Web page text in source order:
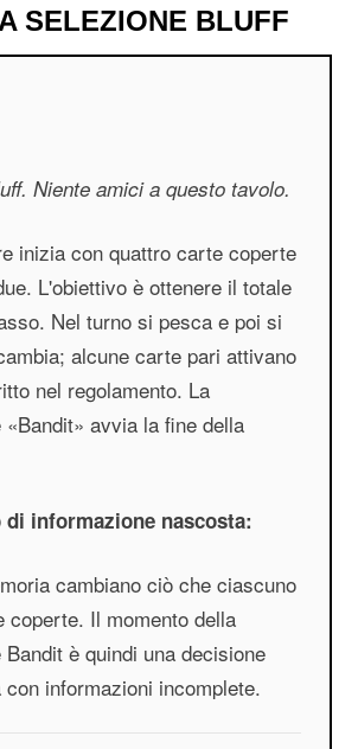
SELEZIONE BLUFF
Niente amici a questo tavolo.
inizia con quattro carte coperte
L'obiettivo è ottenere il totale
Nel turno si pesca e poi si
alcune carte pari attivano
nel regolamento. La
avvia la fine della
di informazione nascosta:
cambiano ciò che ciascuno
coperte. Il momento della
è quindi una decisione
informazioni incomplete.